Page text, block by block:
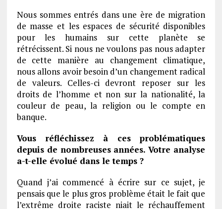
Nous sommes entrés dans une ère de migration
de masse et les espaces de sécurité disponibles
pour les humains sur cette planète se
rétrécissent. Si nous ne voulons pas nous adapter
de cette manière au changement climatique,
nous allons avoir besoin d’un changement radical
de valeurs. Celles-ci devront reposer sur les
droits de l’homme et non sur la nationalité, la
couleur de peau, la religion ou le compte en
banque.
Vous réfléchissez à ces problématiques
depuis de nombreuses années. Votre analyse
a-t-elle évolué dans le temps ?
Quand j’ai commencé à écrire sur ce sujet, je
pensais que le plus gros problème était le fait que
l’extrême droite raciste niait le réchauffement